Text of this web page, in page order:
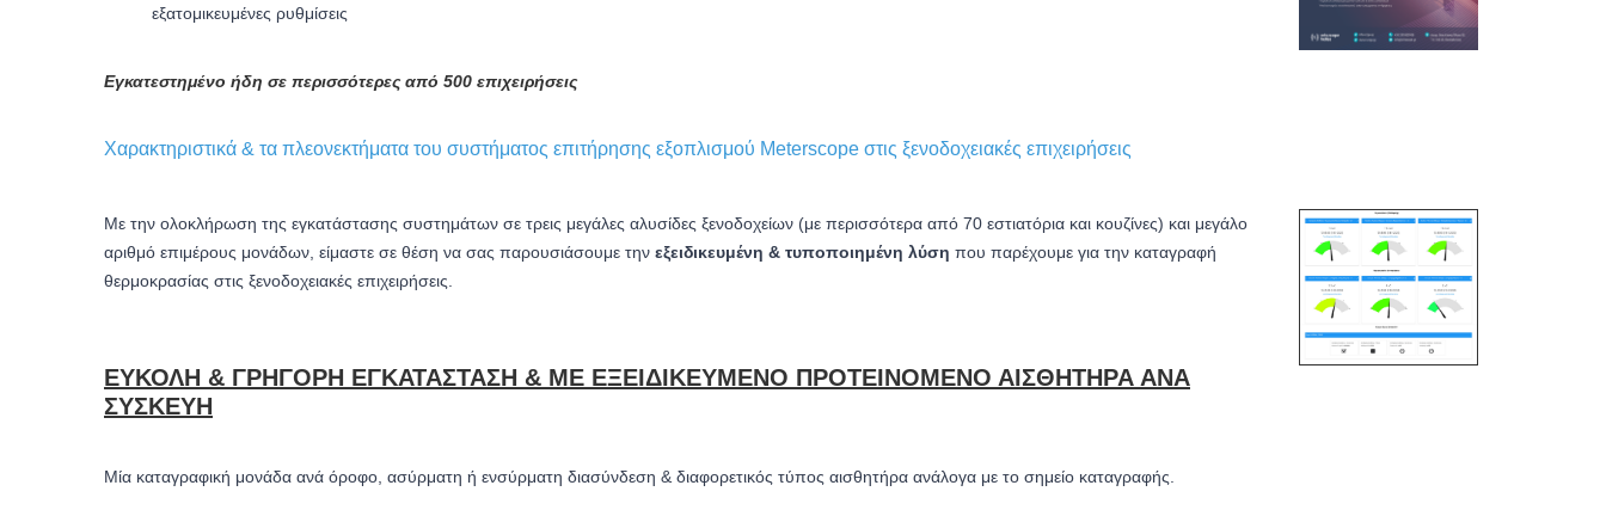
εξατομικευμένες ρυθμίσεις
Εγκατεστημένο ήδη σε περισσότερες από 500 επιχειρήσεις
Χαρακτηριστικά & τα πλεονεκτήματα του συστήματος επιτήρησης εξοπλισμού Meterscope στις ξενοδοχειακές επιχειρήσεις
Με την ολοκλήρωση της εγκατάστασης συστημάτων σε τρεις μεγάλες αλυσίδες ξενοδοχείων (με περισσότερα από 70 εστιατόρια και κουζίνες) και μεγάλο
αριθμό επιμέρους μονάδων, είμαστε σε θέση να σας παρουσιάσουμε την εξειδικευμένη & τυποποιημένη λύση που παρέχουμε για την καταγραφή
θερμοκρασίας στις ξενοδοχειακές επιχειρήσεις.
ΕΎΚΟΛΗ & ΓΡΉΓΟΡΗ ΕΓΚΑΤΆΣΤΑΣΗ & ΜΕ ΕΞΕΙΔΙΚΕΥΜΈΝΟ ΠΡΟΤΕΙΝΌΜΕΝΟ ΑΙΣΘΗΤΉΡΑ ΑΝΆ
ΣΥΣΚΕΥΉ
Μία καταγραφική μονάδα ανά όροφο, ασύρματη ή ενσύρματη διασύνδεση & διαφορετικός τύπος αισθητήρα ανάλογα με το σημείο καταγραφής.